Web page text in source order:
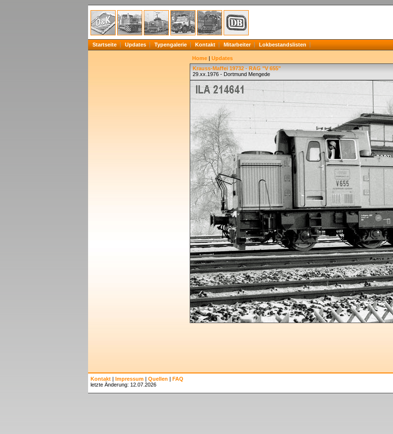
Startseite Updates Typengalerie Kontakt Mitarbeiter Lokbestandslisten
Home | Updates
Krauss-Maffei 19732 - RAG "V 655"
29.xx.1976 - Dortmund Mengede
Kontakt | Impressum | Quellen | FAQ
letzte Änderung: 12.07.2026